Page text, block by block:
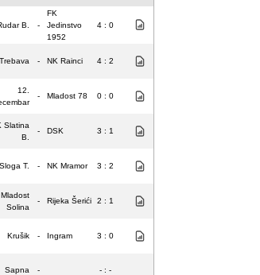
B. -
FK
Jedinstvo
1952
4 : 0
- NK Rainci 4 : 2
12.
- Mladost 78 0 : 0
Slatina
B.
- DSK 3 : 1
T. - NK Mramor 3 : 2
Solina
- Rijeka Šerići 2 : 1
Krušik - Ingram 3 : 0
Sapna - - : -